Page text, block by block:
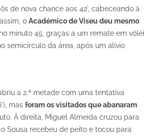
de nova chance aos 42', cabeceando à
o Académico de Viseu deu mesmo
minuto 45, graças a um remate em vólei
semicírculo da área, após um alívio
a 2.ª metade com uma tentativa
mas foram os visitados que abanaram
À direita, Miguel Almeida cruzou para
Sousa recebeu de peito e tocou para